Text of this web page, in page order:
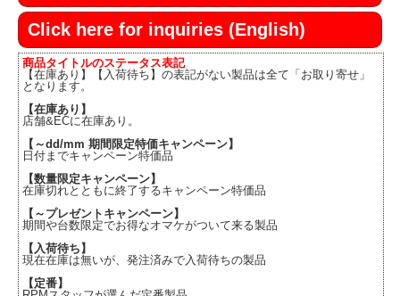
Click here for inquiries (English)
商品タイトルのステータス表記
【在庫あり】【入荷待ち】の表記がない製品は全て「お取り寄せ」
となります。
【在庫あり】
店舗&ECに在庫あり。
【～dd/mm 期間限定特価キャンペーン】
日付までキャンペーン特価品
【数量限定キャンペーン】
在庫切れとともに終了するキャンペーン特価品
【～プレゼントキャンペーン】
期間や台数限定でお得なオマケがついて来る製品
【入荷待ち】
現在在庫は無いが、発注済みで入荷待ちの製品
【定番】